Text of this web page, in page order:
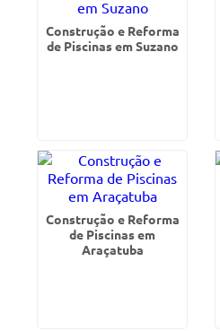
Construção e Reforma
de Piscinas em Suzano
Construção e Reforma
de Piscinas em
Araçatuba